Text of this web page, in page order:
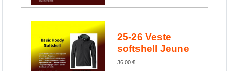
25-26 Veste
softshell Jeune
36.00 €